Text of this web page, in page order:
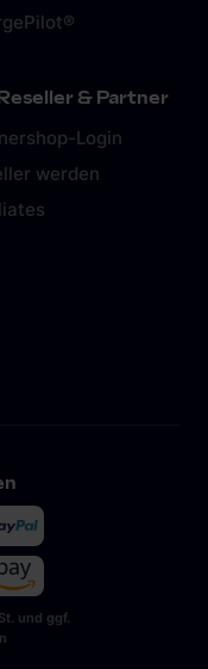
& Partner
Login
werden
und ggf.